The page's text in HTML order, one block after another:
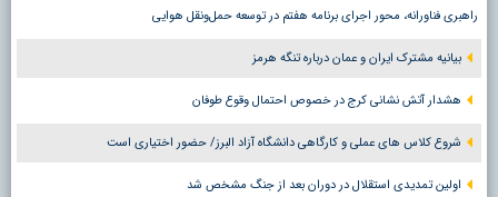
راهبری فناورانه، محور اجرای برنامه هفتم در توسعه حمل‌ونقل هوایی
بیانیه مشترک ایران و عمان درباره تنگه هرمز
هشدار آتش نشانی کرج در خصوص احتمال وقوع طوفان
شروع کلاس های عملی و کارگاهی دانشگاه آزاد البرز/ حضور اختیاری است
اولین تمدیدی استقلال در دوران بعد از جنگ مشخص شد